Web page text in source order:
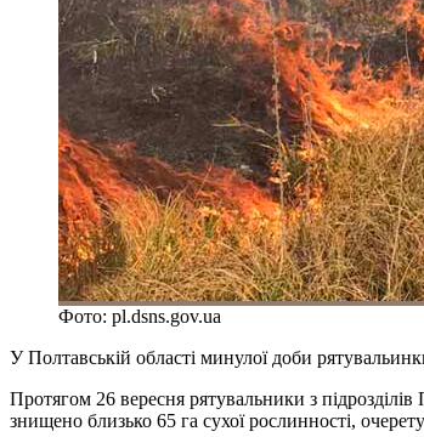
Фото: pl.dsns.gov.ua
У Полтавській області минулої доби
Протягом 26 вересня рятувальники з
знищено близько 65 га сухої рослинності,